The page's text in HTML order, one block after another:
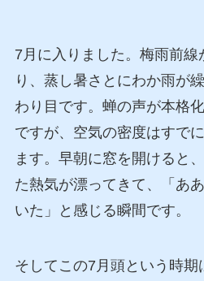
7月に入りました。梅雨前
り、蒸し暑さとにわか雨が
わり目です。蝉の声が本格
ですが、空気の密度はすで
ます。早朝に窓を開けると
た熱気が漂ってきて、「あ
いた」と感じる瞬間です。
そしてこの7月頭という時期